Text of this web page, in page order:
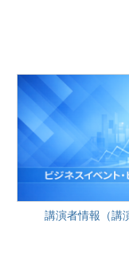
講演者情報（講